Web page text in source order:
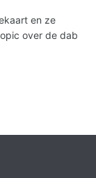
en ze
over de dab